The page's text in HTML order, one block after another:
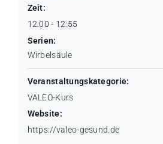
Zeit:
12:00 - 12:55
Serien:
Wirbelsäule
Veranstaltungskategorie:
VALEO-Kurs
Website:
https://valeo-gesund.de